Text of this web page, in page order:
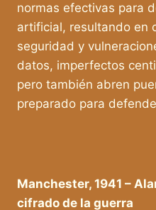
normas efectivas para
artificial, resultando en
seguridad y
datos, imperfectos
pero también abren
preparado para
Manchester, 1941 –
cifrado de la guerra